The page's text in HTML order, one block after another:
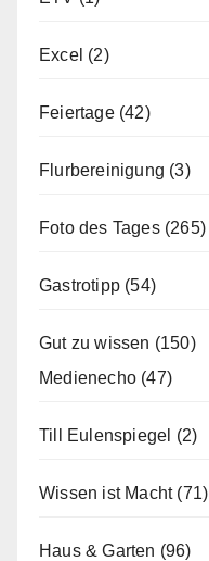
Excel (2)
Feiertage(42)
Flurbereinigung (3)
Foto des Tages(265)
Gastrotipp (54)
Gut zu wissen (150)
Medienecho (47)
Till Eulenspiegel (2)
Wissen ist Macht(71)
Haus & Garten (96)